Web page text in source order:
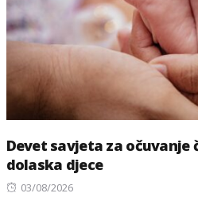
Devet savjeta za
dolaska djece
Posted
03/08/2026